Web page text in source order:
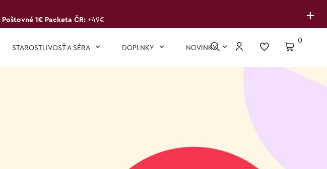
+
Poštovné 1€ Packeta ČR: +49€
STAROSTLIVOSŤ A SÉRA DOPLNKY NOVINKY
0